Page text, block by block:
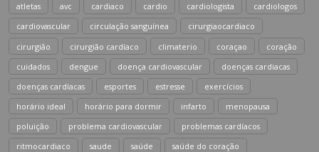
atletas
avc cardiaco cardio cardiologista
cardiologos
cardiovascular
circulação sanguínea
cirurgiaocardiaco
cirurgião
cirurgião cardíaco climaterio coraçao
coração
cuidados
dengue doença cardiovascular
doenças cardiacas
doenças cardíacas
esportes estresse
exercícios
horário ideal
horário para dormir infarto
menopausa
poluição
problema cardiovascular
problemas cardíacos
ritmocardiaco
saude saúde
saúde do coração